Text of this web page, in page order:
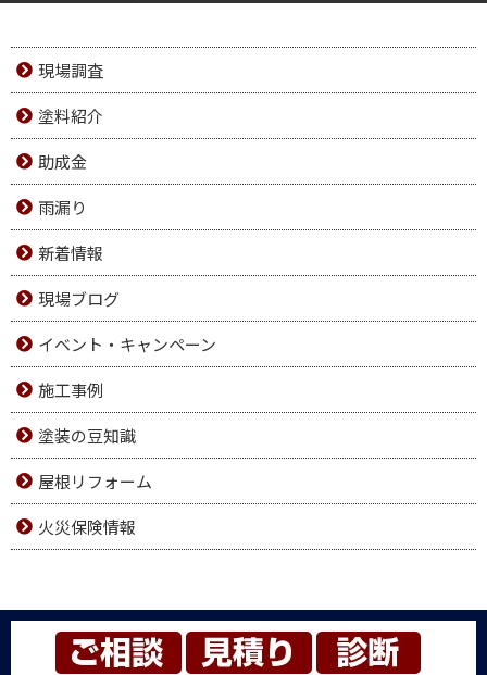
現場調査
塗料紹介
助成金
雨漏り
新着情報
現場ブログ
イベント・キャンペーン
施工事例
塗装の豆知識
屋根リフォーム
火災保険情報